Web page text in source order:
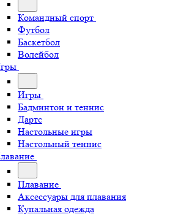
Командный спорт
Футбол
Баскетбол
Волейбол
Игры
Бадминтон и теннис
Дартс
Настольные игры
Настольный теннис
Плавание
Аксессуары для плавания
Купальная одежда